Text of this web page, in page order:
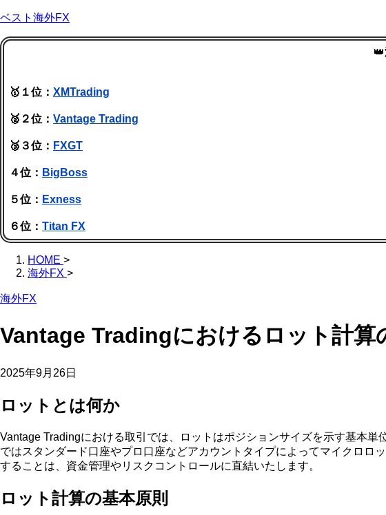
ベスト海外FX
👑
🥇１位： XMTrading
🥈２位： Vantage Trading
🥉３位： FXGT
４位： BigBoss
５位： Exness
６位： Titan FX
HOME >
海外FX >
海外FX
Vantage Tradingにおけるロット計算
2025年9月26日
ロットとは何か
Vantage Tradingにおける取引では、ロットはポジションサイズを示す基本
ではスタンダード口座やプロ口座などアカウントタイプによってマイクロ
することは、資金管理やリスクコントロールに直結いたします。
ロット計算の基本原則